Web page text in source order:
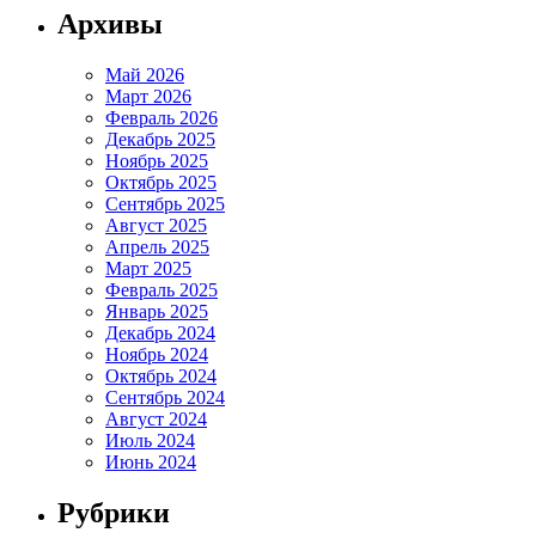
Архивы
Май 2026
Март 2026
Февраль 2026
Декабрь 2025
Ноябрь 2025
Октябрь 2025
Сентябрь 2025
Август 2025
Апрель 2025
Март 2025
Февраль 2025
Январь 2025
Декабрь 2024
Ноябрь 2024
Октябрь 2024
Сентябрь 2024
Август 2024
Июль 2024
Июнь 2024
Рубрики